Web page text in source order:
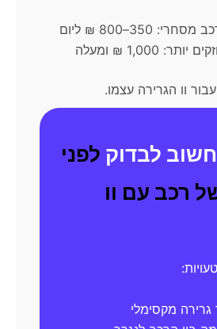
350–800 ₪ ליום
1,000 ₪ ומעלה
וו הגרירה עצמו.
לבדוק לפני
רכב עם וו
גרירה מקסימלי